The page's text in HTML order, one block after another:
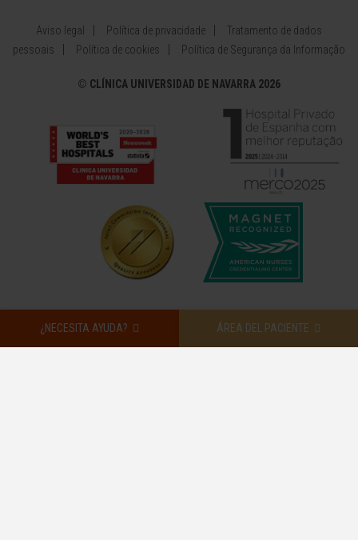
¿NECESITA AYUDA? ÁREA DEL PACIENTE
Aviso legal Política de privacidade
Tratamento de dados
pessoais
Política de cookies Política de Segurança da Informação
© CLÍNICA UNIVERSIDAD DE NAVARRA 2026